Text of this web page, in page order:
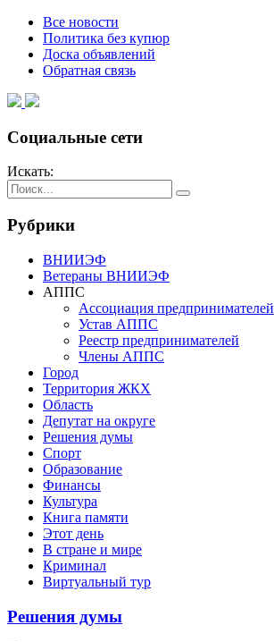
Все новости
Политика без купюр
Доска объявлений
Обратная связь
Социальные сети
Искать:
Рубрики
ВНИИЭФ
Ветераны ВНИИЭФ
АППС
Ассоциация предпринимателей
Устав АППС
Реестр предпринимателей
Члены АППС
Город
Территория ЖКХ
Область
Депутат на округе
Решения думы
Спорт
Образование
Финансы
Культура
Книга памяти
Этот день
В стране и мире
Криминал
Виртуальный тур
Решения думы